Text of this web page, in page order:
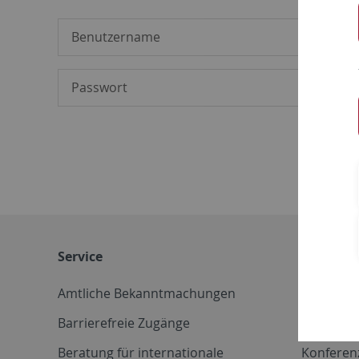
Service
Amtliche Bekanntmachungen
Barrierefreie Zugänge
Beratung für internationale